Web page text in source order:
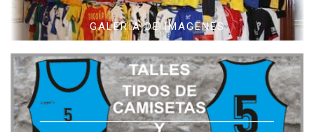
GALERIA DE IMAGENES